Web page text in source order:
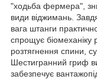
"ходьба фермера",
види віджимань.
вага штанги
спрощує біомеханіку
розтягнення спини,
Шестигранний гриф
забезпечує